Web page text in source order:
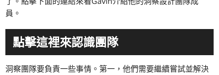
員。
點擊這裡來認識團隊
洞察團隊要負責一些事情。第一，他們需要繼續嘗試並解決